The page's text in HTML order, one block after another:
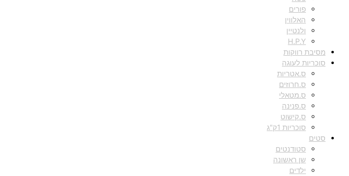
פורים
האלווין
ולנטיין
H.P.Y
מסיבת רווקות
סוכריות לעוגה
ס.אטריות
ס.חרוזים
ס.מטאלי
ס.פנינה
ס.קישוט
סוכריות 1ק"ג
סטים
סטודנטים
שן ראשונה
ילדים